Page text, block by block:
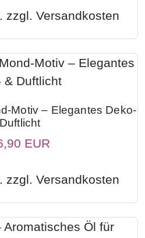
zzgl. Versandkosten
Motiv – Elegantes Deko-
EUR
zzgl. Versandkosten